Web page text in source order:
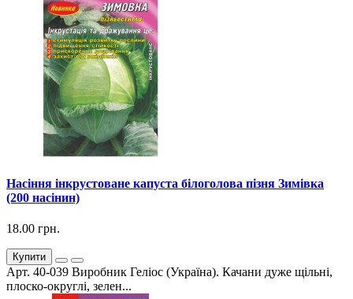
Насіння інкрустоване капуста білоголова пізня Зимівка
(200 насінин)
18.00 грн.
Купити
Арт. 40-039 Виробник Геліос (Україна). Качани дуже щільні,
плоско-округлі, зелен...